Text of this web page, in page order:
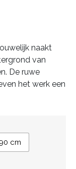
naakt
van
De ruwe
het werk een
cm